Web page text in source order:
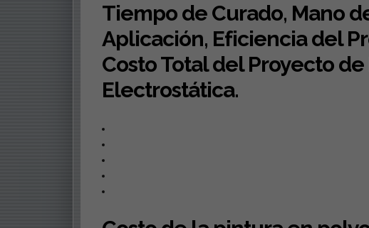
Tiempo de Curado, Mano
Aplicación, Eficiencia del
Costo Total del Proyecto
Electrostática.